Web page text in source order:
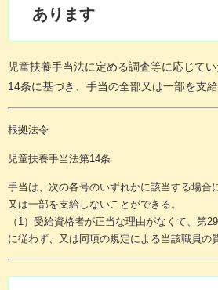
あります
児童扶養手当法に定める調査等に応じて
14条に基づき、手当の全部又は一部を支
根拠法令
児童扶養手当法第14条
手当は、次の各号のいずれかに該当する場合
又は一部を支給しないことができる。
（1）受給資格者が正当な理由がなくて、第
に従わず、又は同項の規定による当該職員の